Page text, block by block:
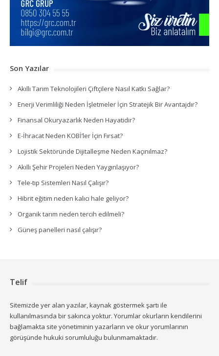
Son Yazılar
Akıllı Tarım Teknolojileri Çiftçilere Nasıl Katkı Sağlar?
Enerji Verimliliği Neden İşletmeler İçin Stratejik Bir Avantajdır?
Finansal Okuryazarlık Neden Hayatidir?
E-İhracat Neden KOBİ’ler İçin Fırsat?
Lojistik Sektöründe Dijitalleşme Neden Kaçınılmaz?
Akıllı Şehir Projeleri Neden Yaygınlaşıyor?
Tele-tıp Sistemleri Nasıl Çalışır?
Hibrit eğitim neden kalıcı hale geliyor?
Organik tarım neden tercih edilmeli?
Güneş panelleri nasıl çalışır?
Telif
Sitemizde yer alan yazılar, kaynak göstermek şartı ile
kullanılmasında bir sakınca yoktur. Yorumlar okurların kendilerini
bağlamakta site yönetiminin yazarların ve okur yorumlarının
görüşünde hukuki sorumluluğu bulunmamaktadır.